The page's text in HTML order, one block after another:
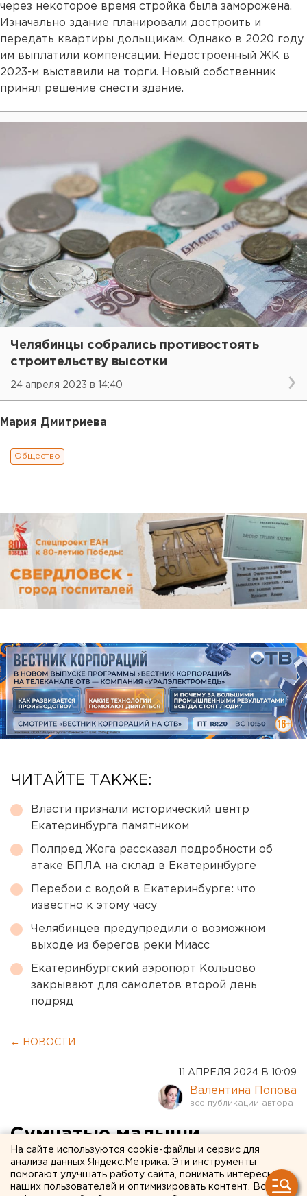
через некоторое время стройка была заморожена.
Изначально здание планировали достроить и
передать квартиры дольщикам. Однако в 2020 году
им выплатили компенсации. Недостроенный ЖК в
2023-м выставили на торги. Новый собственник
принял решение снести здание.
Челябинцы собрались противостоять
строительству высотки
24 апреля 2023 в 14:40
Мария Дмитриева
Общество
ЧИТАЙТЕ ТАКЖЕ:
Власти признали исторический центр
Екатеринбурга памятником
Полпред Жога рассказал подробности об
атаке БПЛА на склад в Екатеринбурге
Перебои с водой в Екатеринбурге: что
известно к этому часу
Челябинцев предупредили о возможном
выходе из берегов реки Миасс
Екатеринбургский аэропорт Кольцово
закрывают для самолетов второй день
подряд
← НОВОСТИ
11 АПРЕЛЯ 2024 В 10:09
Валентина Попова
Сумчатые малыши
появились в зоопарке
Екатеринбурга. ФОТО
На сайте используются cookie-файлы и сервис для
анализа данных Яндекс.Метрика. Эти инструменты
помогают улучшать работу сайта, понимать интересы
наших пользователей и оптимизировать контент. Вся